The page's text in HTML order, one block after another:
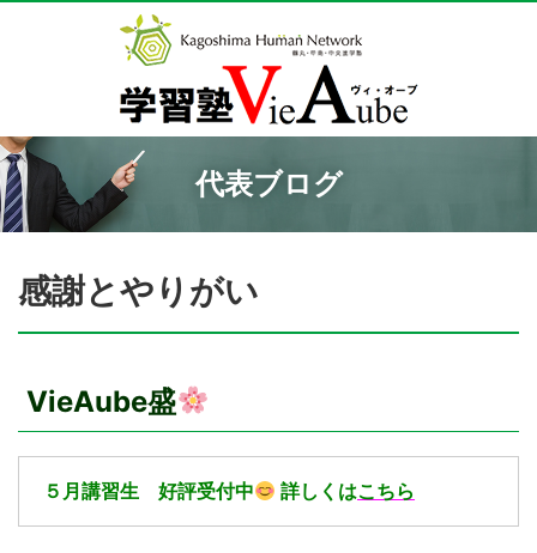
代表ブログ
感謝とやりがい
VieAube盛
５月講習生 好評受付中 詳しくはこちら